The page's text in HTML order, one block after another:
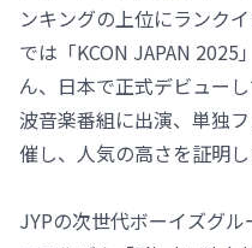
ンキングの上位にランク
では「KCON JAPAN
ん、日本で正式デビュー
波音楽番組に出演、単独
催し、人気の高さを証明し
JYPの次世代ボーイズグ